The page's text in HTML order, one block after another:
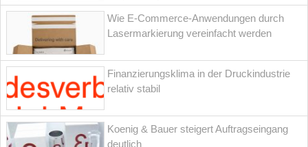
Wie E-Commerce-Anwendungen durch
Lasermarkierung vereinfacht werden
Finanzierungsklima in der Druckindustrie
relativ stabil
Koenig & Bauer steigert Auftragseingang
deutlich